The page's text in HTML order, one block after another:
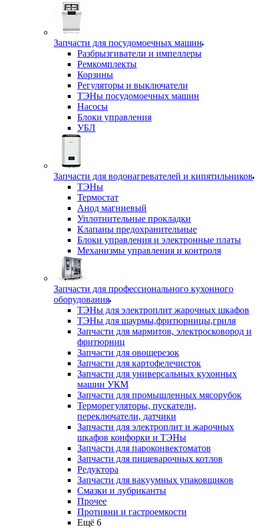
Запчасти для посудомоечных машин
Разбрызгиватели и импеллеры
Ремкомплекты
Корзины
Регуляторы и выключатели
ТЭНы посудомоечных машин
Насосы
Блоки управления
УБЛ
Запчасти для водонагревателей и кипятильников
ТЭНы
Термостат
Анод магниевый
Уплотнительные прокладки
Клапаны предохранительные
Блоки управления и электронные платы
Механизмы управления и контроля
Запчасти для профессионального кухонного
оборудования
ТЭНы для электроплит жарочных шкафов
ТЭНы для шаурмы,фритюрницы,гриля
Запчасти для мармитов, электросковород и
фритюрниц
Запчасти для овощерезок
Запчасти для картофелечисток
Запчасти для универсальных кухонных
машин УКМ
Запчасти для промышленных мясорубок
Терморегуляторы, пускатели,
переключатели, датчики
Запчасти для электроплит и жарочных
шкафов конфорки и ТЭНы
Запчасти для пароконвектоматов
Запчасти для пищеварочных котлов
Редуктора
Запчасти для вакуумных упаковщиков
Смазки и лубриканты
Прочее
Противни и гастроемкости
Ещё 6